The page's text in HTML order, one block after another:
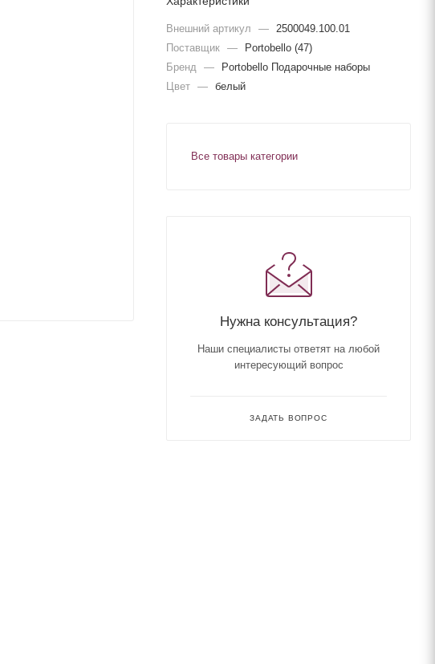
Внешний артикул —
2500049.100.01
Поставщик —
Portobello (47)
Бренд
—
Portobello Подарочные наборы
Цвет — белый
Все товары категории
Нужна консультация?
Наши специалисты ответят на любой
интересующий вопрос
ЗАДАТЬ ВОПРОС